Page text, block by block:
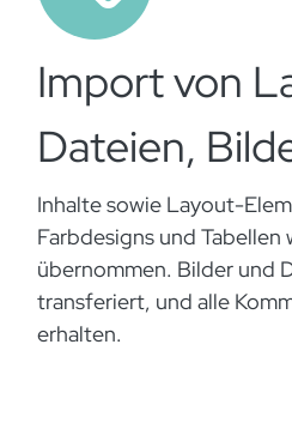
Import von
Dateien,
Inhalte sowie Layout-
Farbdesigns und
übernommen. Bilder und
transferiert, und alle
erhalten.